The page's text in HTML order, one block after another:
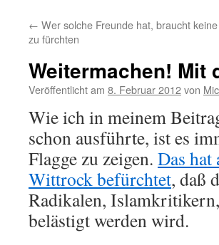
← Wer solche Freunde hat, braucht
zu fürchten
Weitermachen! Mit
Veröffentlicht am 8. Februar 2012von
Wie ich in meinem
schon ausführte, ist es
Flagge zu zeigen. Das hat
Wittrock befürchtet, daß
Radikalen,
belästigt werden wird.